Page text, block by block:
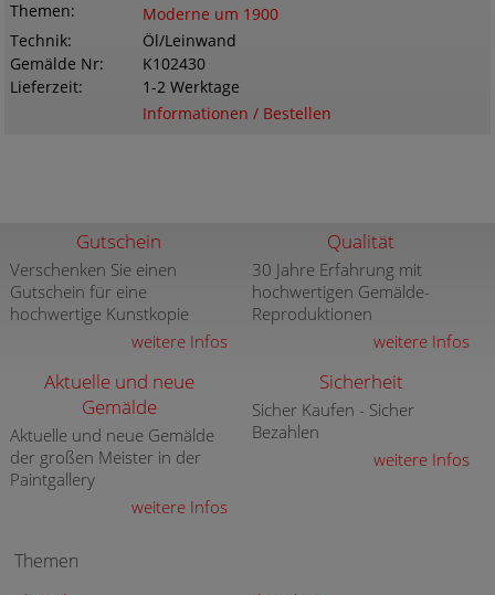
Themen
Moderne um 1900
Technik
Öl/Leinwand
Gemälde Nr
K102430
Lieferzeit
1-2 Werktage
Informationen / Bestellen
Gutschein
Verschenken Sie einen
Gutschein für eine
hochwertige Kunstkopie
weitere Infos
Qualität
30 Jahre Erfahrung mit
hochwertigen Gemälde-
Reproduktionen
weitere Infos
Aktuelle und neue
Gemälde
Aktuelle und neue Gemälde
der großen Meister in der
Paintgallery
weitere Infos
Sicherheit
Sicher Kaufen - Sicher
Bezahlen
weitere Infos
Themen